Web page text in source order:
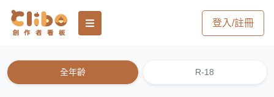
登入/註冊
全年齡 R-18